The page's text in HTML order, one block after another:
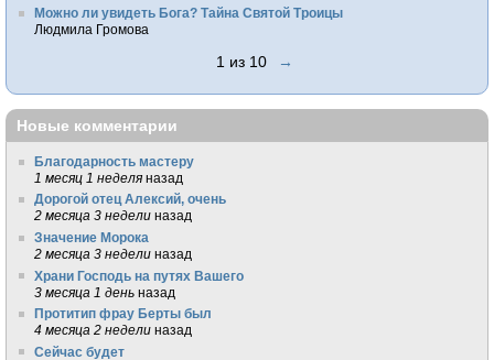
Можно ли увидеть Бога? Тайна Святой Троицы
Людмила Громова
1 из 10 →
Новые комментарии
Благодарность мастеру
1 месяц 1 неделя назад
Дорогой отец Алексий, очень
2 месяца 3 недели назад
Значение Морока
2 месяца 3 недели назад
Храни Господь на путях Вашего
3 месяца 1 день назад
Протитип фрау Берты был
4 месяца 2 недели назад
Сейчас будет